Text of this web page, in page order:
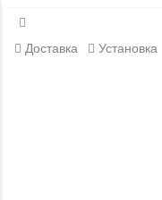
Доставка Установка